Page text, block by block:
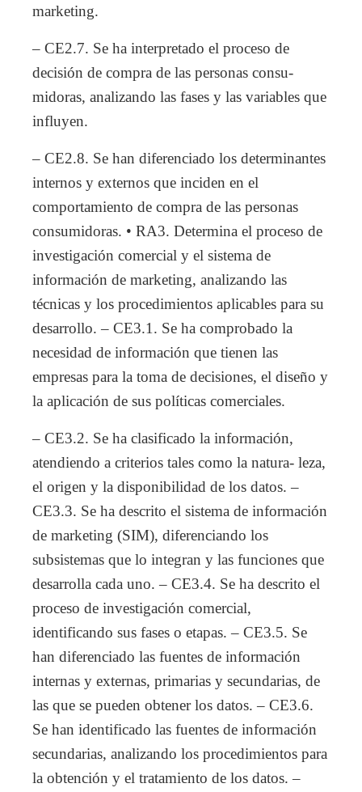
marketing.
– CE2.7. Se ha interpretado el proceso de
decisión de compra de las personas consu-
midoras, analizando las fases y las variables que
influyen.
– CE2.8. Se han diferenciado los determinantes
internos y externos que inciden en el
comportamiento de compra de las personas
consumidoras. • RA3. Determina el proceso de
investigación comercial y el sistema de
información de marketing, analizando las
técnicas y los procedimientos aplicables para su
desarrollo. – CE3.1. Se ha comprobado la
necesidad de información que tienen las
empresas para la toma de decisiones, el diseño y
la aplicación de sus políticas comerciales.
– CE3.2. Se ha clasificado la información,
atendiendo a criterios tales como la natura- leza,
el origen y la disponibilidad de los datos. –
CE3.3. Se ha descrito el sistema de información
de marketing (SIM), diferenciando los
subsistemas que lo integran y las funciones que
desarrolla cada uno. – CE3.4. Se ha descrito el
proceso de investigación comercial,
identificando sus fases o etapas. – CE3.5. Se
han diferenciado las fuentes de información
internas y externas, primarias y secundarias, de
las que se pueden obtener los datos. – CE3.6.
Se han identificado las fuentes de información
secundarias, analizando los procedimientos para
la obtención y el tratamiento de los datos. –